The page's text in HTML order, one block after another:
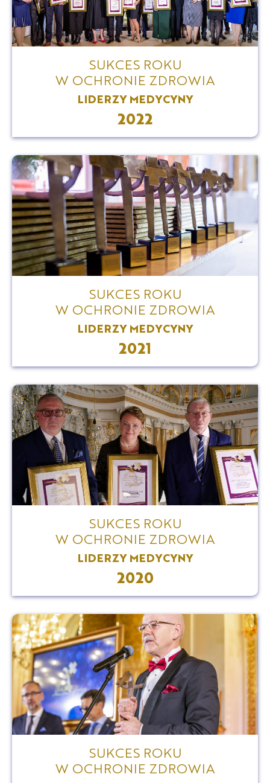
SUKCES ROKU
W OCHRONIE ZDROWIA
LIDERZY MEDYCYNY
2022
SUKCES ROKU
W OCHRONIE ZDROWIA
LIDERZY MEDYCYNY
2021
SUKCES ROKU
W OCHRONIE ZDROWIA
LIDERZY MEDYCYNY
2020
SUKCES ROKU
W OCHRONIE ZDROWIA